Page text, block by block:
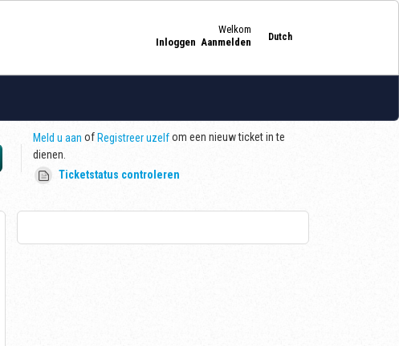
Dutch
Welkom
Inloggen Aanmelden
Meld u aan of Registreer uzelfom een nieuw ticket in te
dienen.
Ticketstatus controleren